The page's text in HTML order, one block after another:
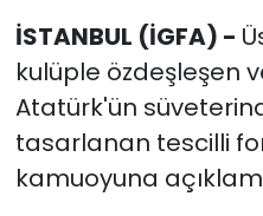
İSTANBUL (İGFA) -
kulüple özdeşleşen
Atatürk'ün
tasarlanan tescilli
kamuoyuna